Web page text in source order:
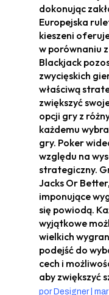
dokonując
Europejska
kieszeni
w porównaniu
Blackjack
zwycięskich
właściwą
zwiększyć
opcji gry z
każdemu
gry. Poker
względu na
strategiczny.
Jacks Or
imponujące
się powiodą.
wyjątkowe
wielkich
podejść do
cech i
aby zwiększyć
porDesigner|